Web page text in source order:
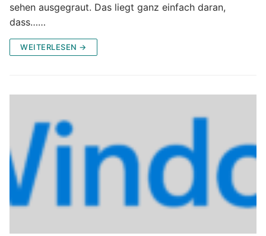
sehen ausgegraut. Das liegt ganz einfach daran,
dass……
WEITERLESEN →